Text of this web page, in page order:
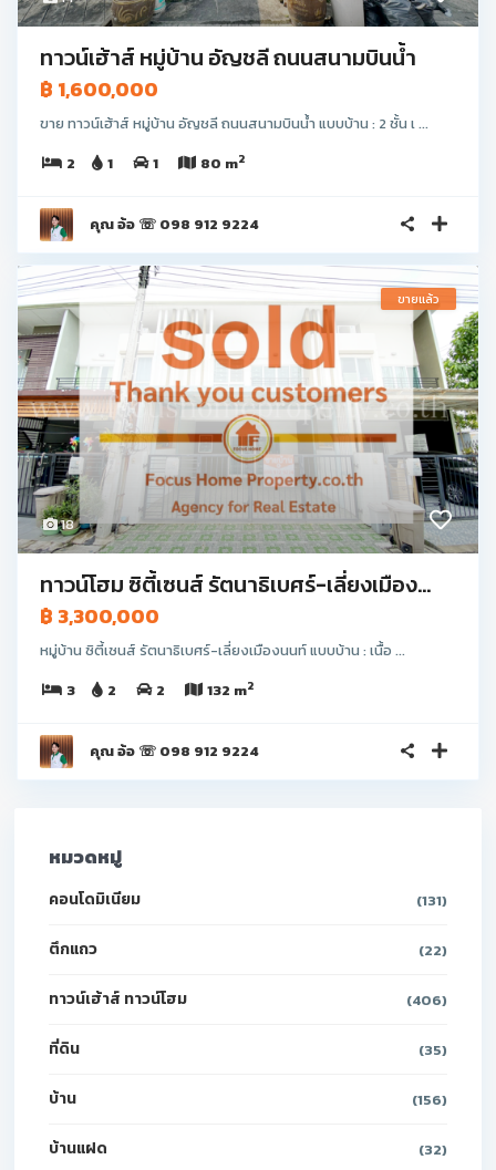
ทาวน์เฮ้าส์ หมู่บ้าน อัญชลี ถนนสนามบินน้ำ
฿ 1,600,000
ขาย ทาวน์เฮ้าส์ หมู่บ้าน อัญชลี ถนนสนามบินน้ำ แบบบ้าน : 2 ชั้น เ ...
2
1 1 80 m2
คุณ อ้อ ☏ 098 912 9224
18
ขายแล้ว
ทาวน์โฮม ซิตี้เซนส์ รัตนาธิเบศร์-เลี่ยงเมือง...
฿ 3,300,000
หมู่บ้าน ซิตี้เซนส์ รัตนาธิเบศร์-เลี่ยงเมืองนนท์ แบบบ้าน : เนื้อ ...
3
2 2 132 m2
คุณ อ้อ ☏ 098 912 9224
หมวดหมู่
คอนโดมิเนียม (131)
ตึกแถว (22)
ทาวน์เฮ้าส์ ทาวน์โฮม (406)
ที่ดิน (35)
บ้าน (156)
บ้านแฝด (32)